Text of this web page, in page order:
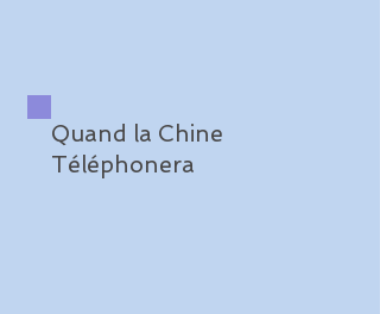
Quand la Chine
Téléphonera